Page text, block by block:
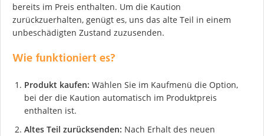
bereits im Preis enthalten. Um die Kaution
zurückzuerhalten, genügt es, uns das alte Teil in einem
unbeschädigten Zustand zuzusenden.
Wie funktioniert es?
Produkt kaufen: Wählen Sie im Kaufmenü die Option,
bei der die Kaution automatisch im Produktpreis
enthalten ist.
Altes Teil zurücksenden: Nach Erhalt des neuen